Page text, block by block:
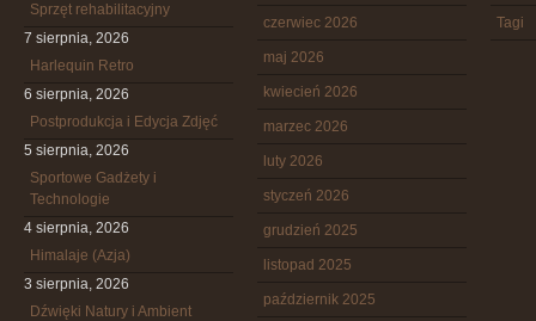
Sprzęt rehabilitacyjny
7 sierpnia, 2026
Harlequin Retro
6 sierpnia, 2026
Postprodukcja i Edycja Zdjęć
5 sierpnia, 2026
Sportowe Gadżety i
Technologie
4 sierpnia, 2026
Himalaje (Azja)
3 sierpnia, 2026
Dźwięki Natury i Ambient
czerwiec 2026
maj 2026
kwiecień 2026
marzec 2026
luty 2026
styczeń 2026
grudzień 2025
listopad 2025
październik 2025
Tagi